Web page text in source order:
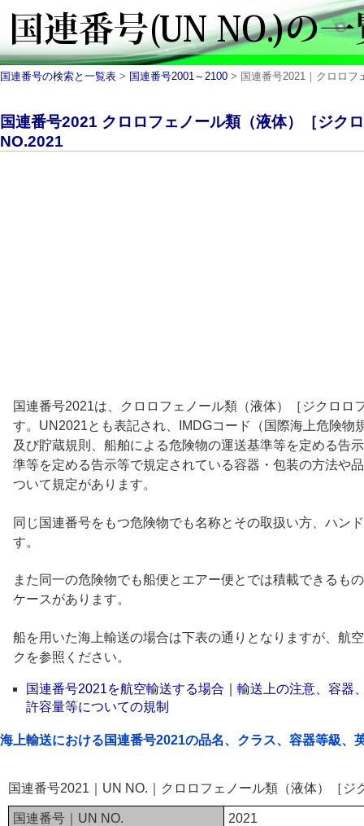
国連番号の検索と一覧表 > 国連番号2001～2100 > 国連番号2021｜クロロフ
国連番号2021 クロロフェノール類（液体）［ジク
NO.2021
国連番号2021は、クロロフェノール類（液体）［ジクロロ
す。UN2021とも表記され、IMDGコード（国際海上危険物
及び貯蔵規則、船舶による危険物の運送基準等を定める告
準等を定める告示等で規定されている容器・包装の方法や
ついて規定があります。
同じ国連番号をもつ危険物でも名称とその取扱い方、ハン
す。
また同一の危険物でも船便とエアー便とでは積載できるも
ケースがあります。
船を用いた海上輸送の場合は下表の通りとなりますが、航
クを参照ください。
国連番号2021を航空輸送する場合｜輸送上の注意、容器
許容量等についての規制
海上輸送における国連番号2021の品名、クラス、容器等級、
国連番号2021｜UN NO.｜クロロフェノール類（液体）［ジ
国連番号｜UN NO.
2021